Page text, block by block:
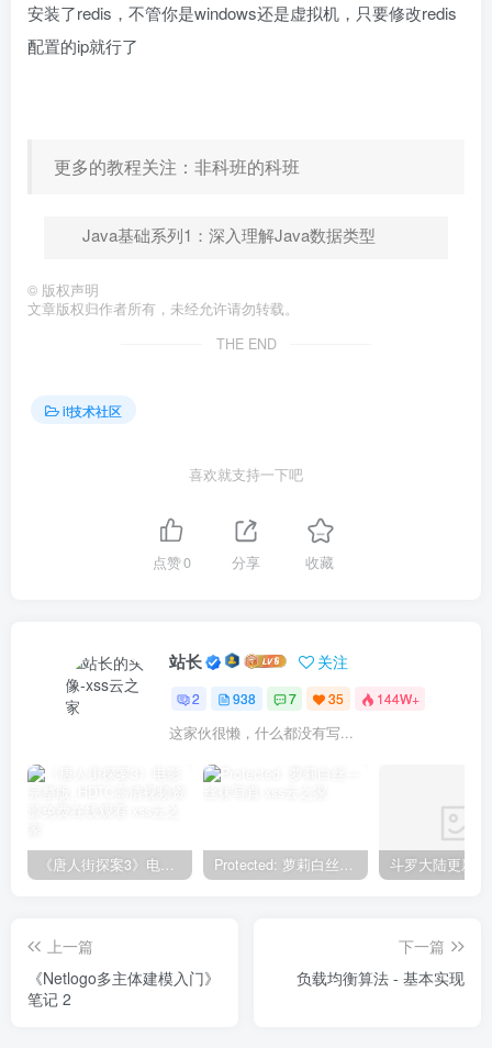
安装了redis，不管你是windows还是虚拟机，只要修改redis
配置的ip就行了
更多的教程关注：非科班的科班
Java基础系列1：深入理解Java数据类型
© 版权声明
文章版权归作者所有，未经允许请勿转载。
THE END
it技术社区
喜欢就支持一下吧
点赞0 分享 收藏
站长 关注
2 938 7 35 144W+
这家伙很懒，什么都没有写...
《唐人街探案3》电影完整版_HDTC高清视频资源免费在线观看 Protected: 萝莉白丝—丝袜写真
上一篇
《Netlogo多主体建模入门》
笔记 2
下一篇
负载均衡算法 - 基本实现